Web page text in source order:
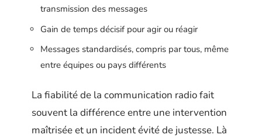
transmission des messages
Gain de temps décisif pour agir ou réagir
Messages standardisés, compris par tous, même
entre équipes ou pays différents
La fiabilité de la communication radio fait
souvent la différence entre une intervention
maîtrisée et un incident évité de justesse. Là